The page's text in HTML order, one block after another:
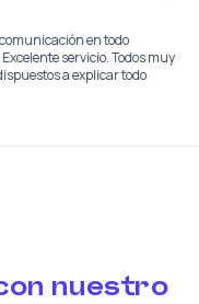
comunicación en todo
Excelente servicio. Todos
y dispuestos a explicar todo
nuestro